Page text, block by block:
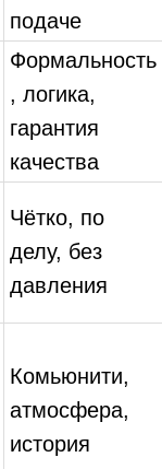
подаче
Формальность
, логика,
гарантия
качества
Чётко, по
делу, без
давления
Комьюнити,
атмосфера,
история